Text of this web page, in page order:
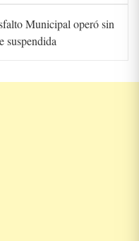
Municipal operó sin
suspendida